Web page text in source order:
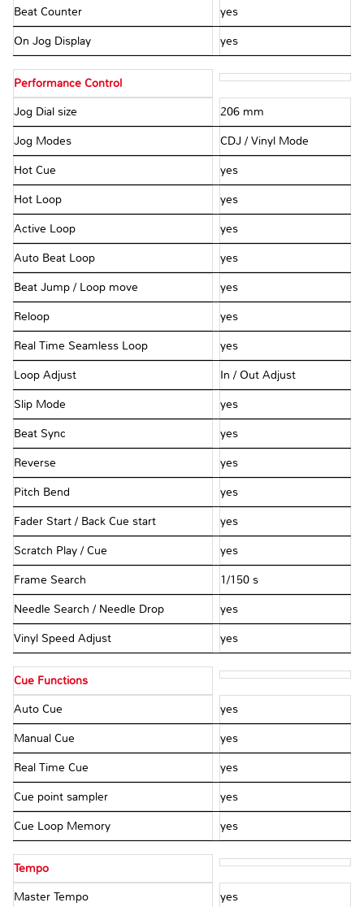
Beat Counter yes
On Jog Display yes
Performance Control
Jog Dial size 206 mm
Jog Modes CDJ / Vinyl Mode
Hot Cue yes
Hot Loop yes
Active Loop yes
Auto Beat Loop yes
Beat Jump / Loop move yes
Reloop yes
Real Time Seamless Loop yes
Loop Adjust In / Out Adjust
Slip Mode yes
Beat Sync yes
Reverse yes
Pitch Bend yes
Fader Start / Back Cue start yes
Scratch Play / Cue yes
Frame Search 1/150 s
Needle Search / Needle Drop yes
Vinyl Speed Adjust yes
Cue Functions
Auto Cue yes
Manual Cue yes
Real Time Cue yes
Cue point sampler yes
Cue Loop Memory yes
Tempo
Master Tempo yes